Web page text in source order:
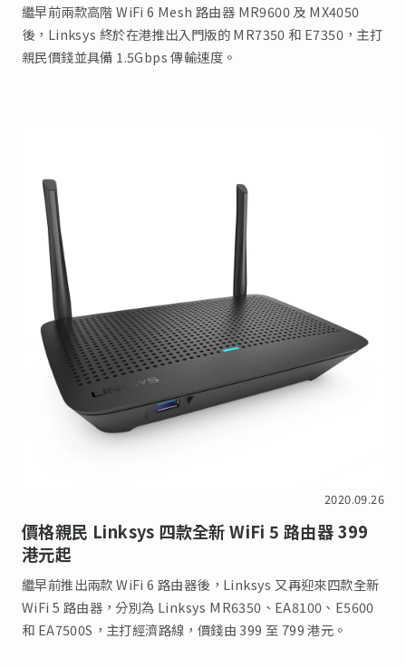
繼早前兩款高階 WiFi 6 Mesh 路由器 MR9600 及 MX4050
後，Linksys 終於在港推出入門版的 MR7350 和 E7350，主打
親民價錢並具備 1.5Gbps 傳輸速度。
2020.09.26
價格親民 Linksys 四款全新 WiFi 5 路由器 399
港元起
繼早前推出兩款 WiFi 6 路由器後，Linksys 又再迎來四款全新
WiFi 5 路由器，分別為 Linksys MR6350、EA8100、E5600
和 EA7500S，主打經濟路線，價錢由 399 至 799 港元。